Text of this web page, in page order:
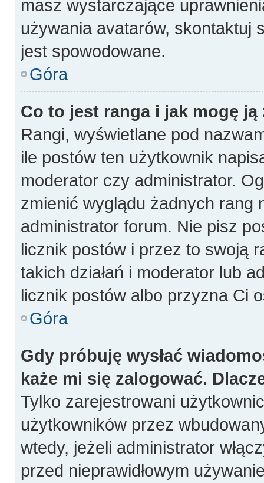
masz wystarczające
używania avatarów, skontaktuj
jest spowodowane.
Góra
Co to jest ranga i jak mogę ją
Rangi, wyświetlane pod
ile postów ten użytkownik
moderator czy administrator.
zmienić wyglądu żadnych rang
administrator forum. Nie pisz
licznik postów i przez to swoją
takich działań i moderator lub
licznik postów albo przyzna Ci
Góra
Gdy próbuję wysłać
każe mi się zalogować.
Tylko zarejestrowani
użytkowników przez
wtedy, jeżeli administrator
przed nieprawidłowym